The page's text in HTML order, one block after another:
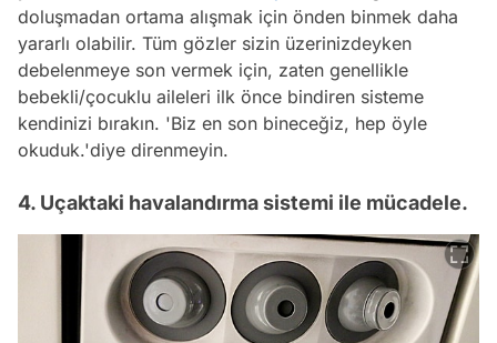
doluşmadan ortama alışmak için önden binmek daha
yararlı olabilir. Tüm gözler sizin üzerinizdeyken
debelenmeye son vermek için, zaten genellikle
bebekli/çocuklu aileleri ilk önce bindiren sisteme
kendinizi bırakın. 'Biz en son bineceğiz, hep öyle
okuduk.'diye direnmeyin.
4. Uçaktaki havalandırma sistemi ile mücadele.